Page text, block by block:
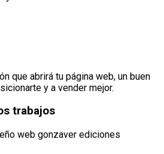
que abrirá tu página web, un buen
y a vender mejor.
trabajos